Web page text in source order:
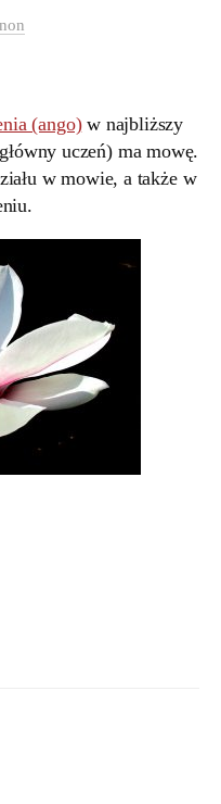
(ango)w najbliższy
uczeń) ma mowę.
w mowie, a także w